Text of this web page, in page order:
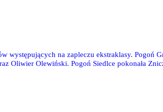
występujących na zapleczu ekstraklasy. Pogoń
Oliwier Olewiński. Pogoń Siedlce pokonała